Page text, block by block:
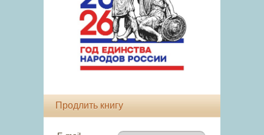
Продлить книгу